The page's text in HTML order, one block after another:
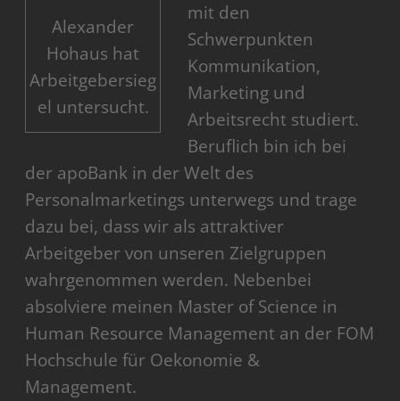
Alexander
Hohaus hat
Arbeitgebersieg
el untersucht.
mit den
Schwerpunkten
Kommunikation,
Marketing und
Arbeitsrecht studiert.
Beruflich bin ich bei
der apoBank in der Welt des
Personalmarketings unterwegs und trage
dazu bei, dass wir als attraktiver
Arbeitgeber von unseren Zielgruppen
wahrgenommen werden. Nebenbei
absolviere meinen Master of Science in
Human Resource Management an der FOM
Hochschule für Oekonomie &
Management.